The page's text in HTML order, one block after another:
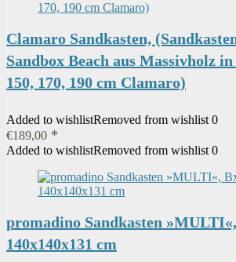
Clamaro Sandkasten,
Sandbox Beach aus Massivholz
150, 170, 190 cm Clamaro)
Added to wishlistRemoved from wishlist 0
€189,00
Added to wishlistRemoved from wishlist 0
promadino Sandkasten
140x140x131 cm